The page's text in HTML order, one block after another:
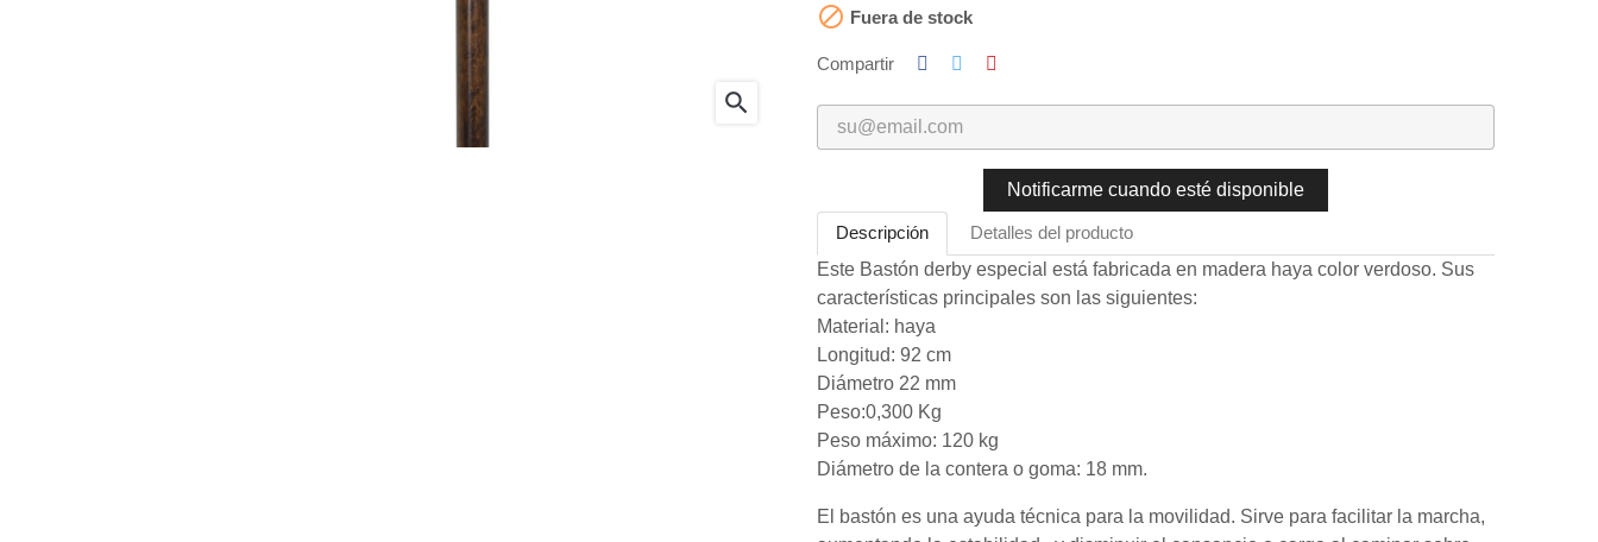
search
 Fuera de stock
Compartir
Notificarme cuando esté disponible
Descripción
Detalles del producto
Este Bastón derby especial está fabricada en madera haya color verdoso. Sus
características principales son las siguientes:
Material: haya
Longitud: 92 cm
Diámetro 22 mm
Peso:0,300 Kg
Peso máximo: 120 kg
Diámetro de la contera o goma: 18 mm.
El bastón es una ayuda técnica para la movilidad. Sirve para facilitar la marcha,